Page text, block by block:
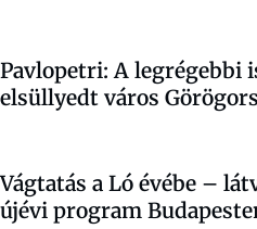
Pavlopetri: A legrégebbi
elsüllyedt város
Vágtatás a Ló évébe –
újévi program